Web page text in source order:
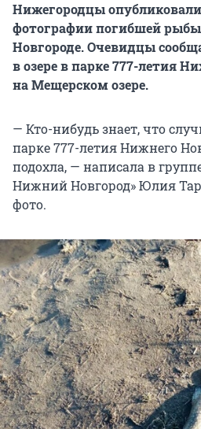
Нижегородцы опубликовали
фотографии погибшей
Новгороде. Очевидцы
в озере в парке 777-летия
на Мещерском озере.
— Кто-нибудь знает, что
парке 777-летия Нижнего
подохла, — написала в
Нижний Новгород» Юлия
фото.